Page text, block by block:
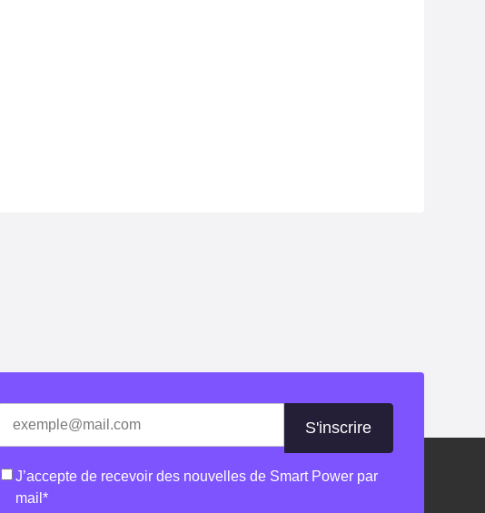
mail*
RGPD*
J’accepte de recevoir des nouvelles de Smart Power par
mail *